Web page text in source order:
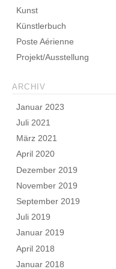
Kunst
Künstlerbuch
Poste Aérienne
Projekt/Ausstellung
ARCHIV
Januar 2023
Juli 2021
März 2021
April 2020
Dezember 2019
November 2019
September 2019
Juli 2019
Januar 2019
April 2018
Januar 2018